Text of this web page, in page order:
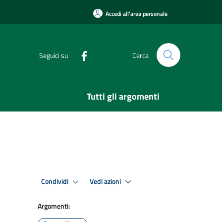
Accedi all'area personale
Seguici su Cerca
Tutti gli argomenti
Condividi Vedi azioni
Argomenti: